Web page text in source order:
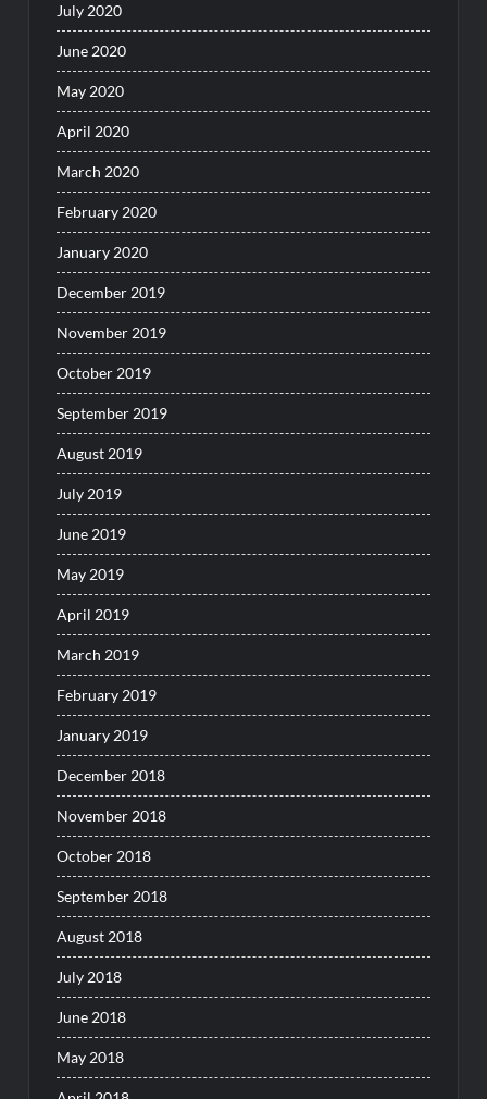
July 2020
June 2020
May 2020
April 2020
March 2020
February 2020
January 2020
December 2019
November 2019
October 2019
September 2019
August 2019
July 2019
June 2019
May 2019
April 2019
March 2019
February 2019
January 2019
December 2018
November 2018
October 2018
September 2018
August 2018
July 2018
June 2018
May 2018